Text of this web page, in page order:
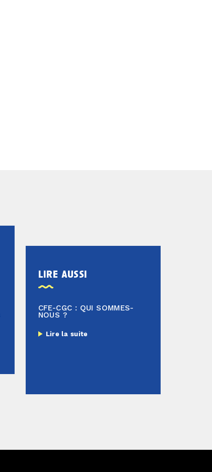
lire aussi
CFE-CGC : QUI SOMMES-
NOUS ?
Lire la suite